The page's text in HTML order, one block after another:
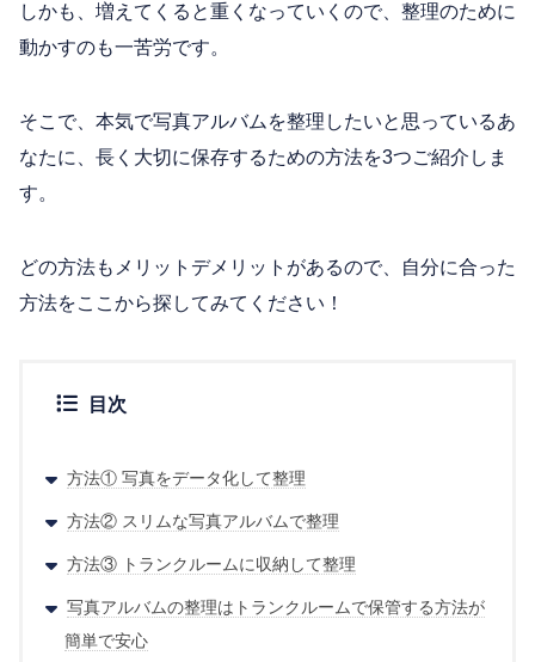
しかも、増えてくると重くなっていくので、整理のために
動かすのも一苦労です。
そこで、本気で写真アルバムを整理したいと思っているあ
なたに、長く大切に保存するための方法を3つご紹介しま
す。
どの方法もメリットデメリットがあるので、自分に合った
方法をここから探してみてください！
目次
方法① 写真をデータ化して整理
方法② スリムな写真アルバムで整理
方法③ トランクルームに収納して整理
写真アルバムの整理はトランクルームで保管する方法が
簡単で安心